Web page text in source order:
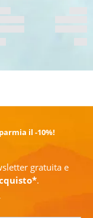
il -10%!
gratuita e
.